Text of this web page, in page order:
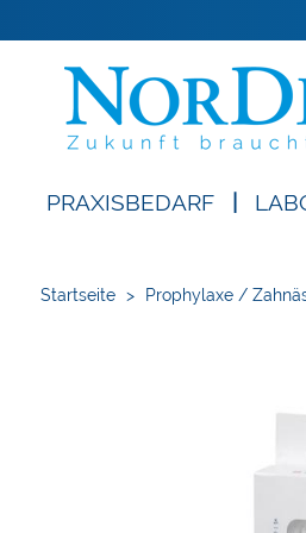
PRAXISBEDARF
Startseite > Prophylaxe /